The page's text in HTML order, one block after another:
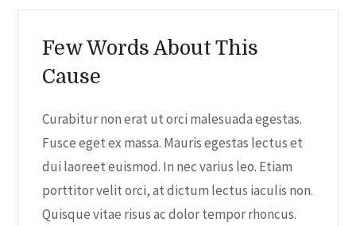
Few Words About This
Cause
Curabitur non erat ut orci malesuada egestas.
Fusce eget ex massa. Mauris egestas lectus et
dui laoreet euismod. In nec varius leo. Etiam
porttitor velit orci, at dictum lectus iaculis non.
Quisque vitae risus ac dolor tempor rhoncus.